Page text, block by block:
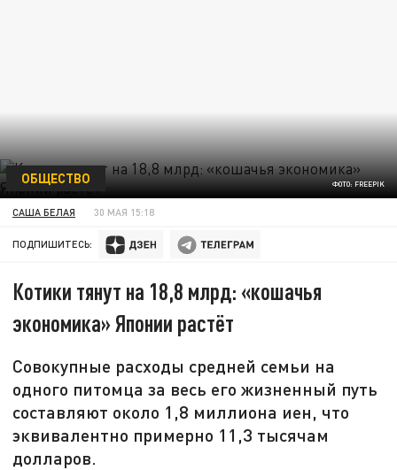
ФОТО: FREEPIK
ОБЩЕСТВО
САША БЕЛАЯ 30 МАЯ 15:18
ПОДПИШИТЕСЬ:
Котики тянут на 18,8 млрд: «кошачья
экономика» Японии растёт
Совокупные расходы средней семьи на
одного питомца за весь его жизненный путь
составляют около 1,8 миллиона иен, что
эквивалентно примерно 11,3 тысячам
долларов.